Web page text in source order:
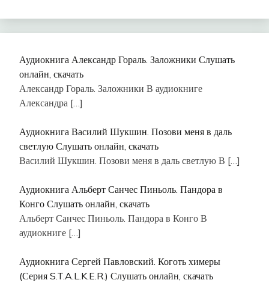
Аудиокнига Александр Гораль. Заложники Слушать
онлайн, скачать
Александр Гораль. Заложники В аудиокниге
Александра […]
Аудиокнига Василий Шукшин. Позови меня в даль
светлую Слушать онлайн, скачать
Василий Шукшин. Позови меня в даль светлую В […]
Аудиокнига Альберт Санчес Пиньоль. Пандора в
Конго Слушать онлайн, скачать
Альберт Санчес Пиньоль. Пандора в Конго В
аудиокниге […]
Аудиокнига Сергей Павловский. Коготь химеры
(Серия S.T.A.L.K.E.R.) Слушать онлайн, скачать